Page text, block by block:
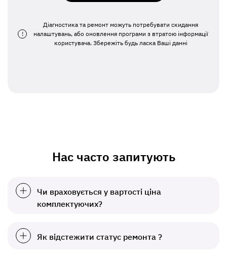
!
Діагностика та ремонт можуть потребувати скидання
налаштувань, або оновлення програми з втратою інформації
користувача. Збережіть будь ласка Ваші данні
Нас часто запитують
Чи враховується у вартості ціна
комплектуючих?
Як відстежити статус ремонта ?